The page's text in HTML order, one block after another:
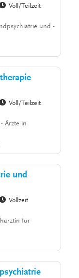
Voll/Teilzeit
und -
Voll/Teilzeit
Ärzte in
und
Vollzeit
für